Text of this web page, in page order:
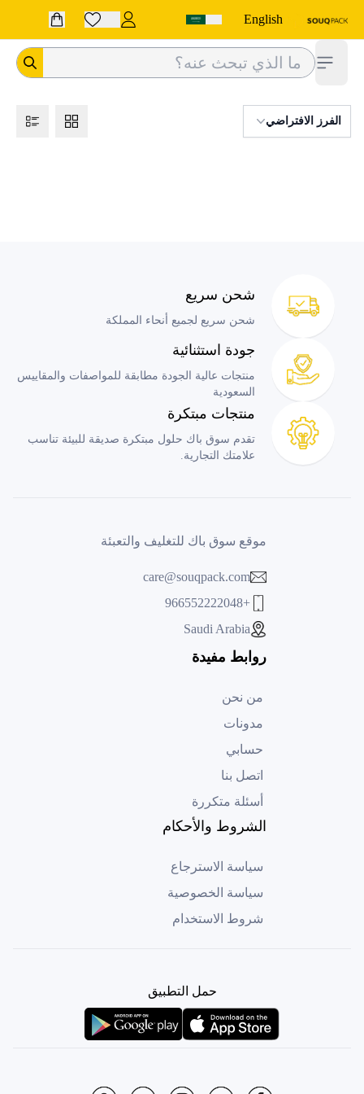
English
فتح الشريط الجانبي
الفرز الافتراضي
شحن سريع
شحن سريع لجميع أنحاء المملكة
جودة استثنائية
منتجات عالية الجودة مطابقة للمواصفات والمقاييس
السعودية
منتجات مبتكرة
تقدم سوق باك حلول مبتكرة صديقة للبيئة تناسب
علامتك التجارية.
موقع سوق باك للتغليف والتعبئة
care@souqpack.com
+966552222048
Saudi Arabia
روابط مفيدة
من نحن
مدونات
حسابي
اتصل بنا
أسئلة متكررة
الشروط والأحكام
سياسة الاسترجاع
سياسة الخصوصية
شروط الاستخدام
حمل التطبيق